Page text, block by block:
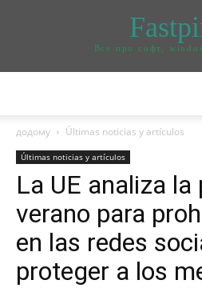
Все про софт,
додому Últimas noticias y artículos
Últimas noticias y artículos
La UE analiza
verano para
en las redes
proteger a los